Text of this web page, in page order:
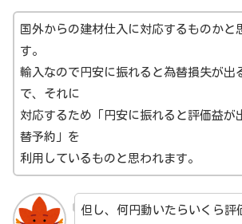
国外からの建材仕入に対応するものかと
す。
輸入なので円安に振れると為替損失が出
で、それに
対応するため「円安に振れると評価益が
替予約」を
利用しているものと思われます。
但し、何円動いたらいくら評